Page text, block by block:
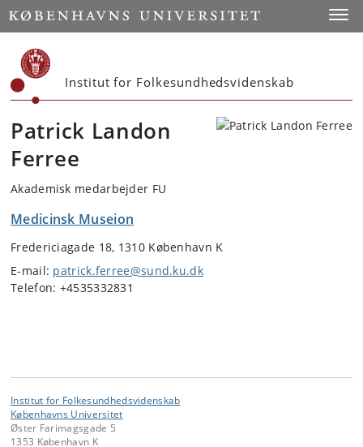
Start
Institut for Folkesundhedsvidenskab
Patrick Landon
Ferree
Akademisk medarbejder FU
Medicinsk Museion
Fredericiagade 18, 1310 København K
E-mail: patrick.ferree@sund.ku.dk
Telefon: +4535332831
Institut for Folkesundhedsvidenskab
Københavns Universitet
Øster Farimagsgade 5
1353 København K